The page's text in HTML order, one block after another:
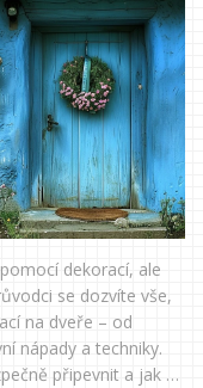
dekorací, ale
se dozvíte vše,
na dveře – od
nápady a techniky.
připevnit a jak se